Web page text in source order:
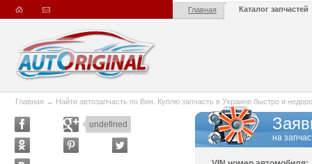
Главная Каталог запчастей
Главная → Найти автозапчасть по Вин. Куплю запчасть в Украине быстро и
undefined
на